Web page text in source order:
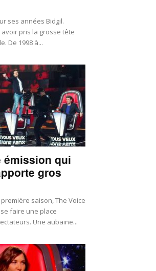
ses années Bidgil.
pris la grosse tête
De 1998 à...
émission qui
gros
saison, The Voice
faire une place
Une aubaine...